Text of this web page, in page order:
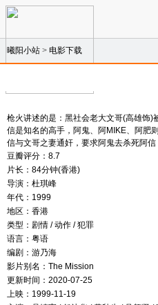
曦阳小站 > 电影下载
枪火讲述的是：黑社会老大文哥(高雄饰
信是知名的高手，阿鬼、阿MIKE、阿肥
信与文哥之妻通奸，要求阿鬼去杀死阿
豆瓣评分：8.7
片长：84分钟(香港)
导演：杜琪峰
年代：1999
地区：香港
类型：剧情 / 动作 / 犯罪
语言：粤语
编剧：游乃海
影片别名：The Mission
更新时间：2020-07-25
上映：1999-11-19